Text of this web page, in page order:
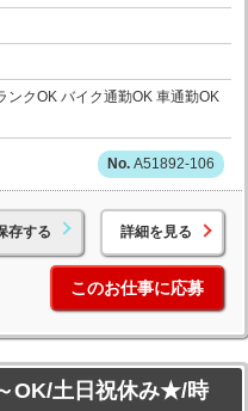
ンクOK バイク通勤OK 車通勤OK
A51892-106
存する 詳細を見る
このお仕事に応募
OK/土日祝休み★/時